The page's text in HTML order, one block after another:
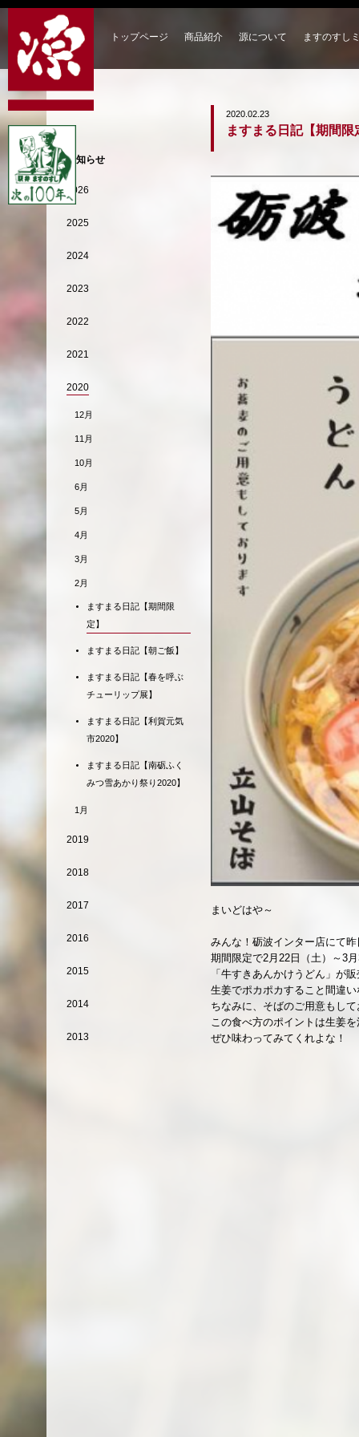
トップページ 商品紹介 源について ますのすし
2020.02.23
ますまる日記【期間限
まいどはや～
みんな！砺波インター店にて昨
期間限定で2月22日（土）～3
「牛すきあんかけうどん」が
生姜でポカポカすること間違い
ちなみに、そばのご用意もし
この食べ方のポイントは生姜
ぜひ味わってみてくれよな！
お知らせ
2026
2025
2024
2023
2022
2021
2020
12月
11月
10月
6月
5月
4月
3月
2月
ますまる日記【期間限
定】
ますまる日記【朝ご飯】
ますまる日記【春を呼ぶ
チューリップ展】
ますまる日記【利賀元気
市2020】
ますまる日記【南砺ふく
みつ雪あかり祭り2020】
1月
2019
2018
2017
2016
2015
2014
2013